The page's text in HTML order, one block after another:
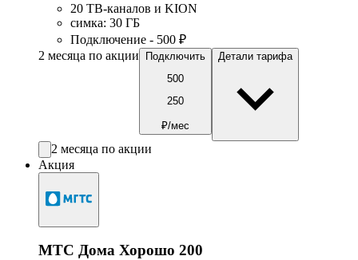
20 ТВ-каналов и KION
симка: 30 ГБ
Подключение - 500 ₽
2 месяца по акции
Подключить
500
250
₽/мес
Детали тарифа
2 месяца по акции
Акция
МТС Дома Хорошо 200